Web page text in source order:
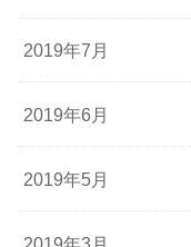
2019年7月
2019年6月
2019年5月